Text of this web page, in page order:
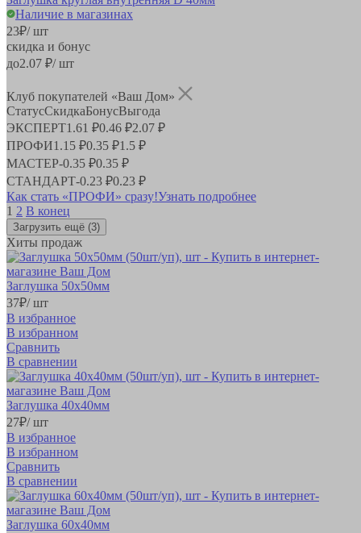
Наличие в магазинах
23₽/ шт
скидка и бонус
до2.07 ₽/ шт
Клуб покупателей «Ваш Дом»
СтатусСкидкаБонусВыгода
ЭКСПЕРТ1.61 ₽0.46 ₽2.07 ₽
ПРОФИ1.15 ₽0.35 ₽1.5 ₽
МАСТЕР-0.35 ₽0.35 ₽
СТАНДАРТ-0.23 ₽0.23 ₽
Как стать «ПРОФИ» сразу!Узнать подробнее
1 2 В конец
Загрузить ещё (3)
Хиты продаж
Заглушка 50х50мм
37₽/ шт
В избранное
В избранном
Сравнить
В сравнении
Заглушка 40х40мм
27₽/ шт
В избранное
В избранном
Сравнить
В сравнении
Заглушка 60х40мм